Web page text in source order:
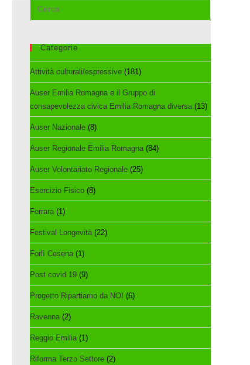
nel
webCategorie
Attività culturali/espressive (181)
Auser Emilia Romagna e il Gruppo di
consapevolezza civica Emilia Romagna diversa (13)
Auser Nazionale (8)
Auser Regionale Emilia Romagna (84)
Auser Volontariato Regionale (25)
Esercizio Fisico (8)
Ferrara (1)
Festival Longevità (22)
Forlì Cesena (1)
Post covid 19 (9)
Progetto Ripartiamo da NOI (6)
Ravenna (2)
Reggio Emilia (1)
Riforma Terzo Settore (2)